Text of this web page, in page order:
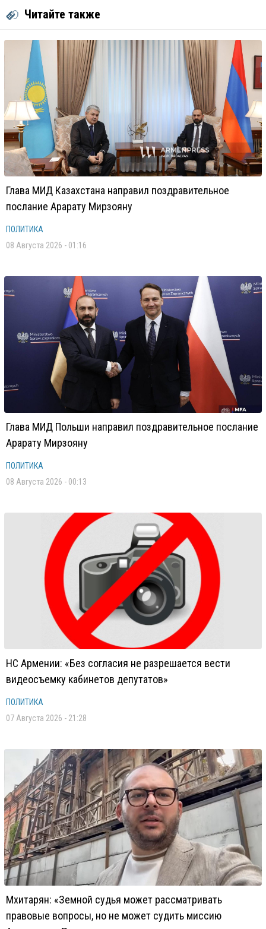
Читайте также
Глава МИД Казахстана направил поздравительное
послание Арарату Мирзояну
ПОЛИТИКА
08 Августа 2026 - 01:16
Глава МИД Польши направил поздравительное послание
Арарату Мирзояну
ПОЛИТИКА
08 Августа 2026 - 00:13
НС Армении: «Без согласия не разрешается вести
видеосъемку кабинетов депутатов»
ПОЛИТИКА
07 Августа 2026 - 21:28
Мхитарян: «Земной судья может рассматривать
правовые вопросы, но не может судить миссию